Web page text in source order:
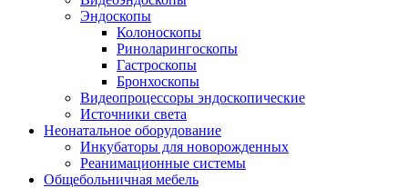
Эндоскопы
Колоноскопы
Риноларингоскопы
Гастроскопы
Бронхоскопы
Видеопроцессоры эндоскопические
Источники света
Неонатальное оборудование
Инкубаторы для новорожденных
Реанимационные системы
Общебольничная мебель